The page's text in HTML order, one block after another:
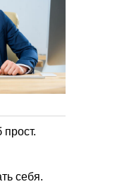
себя.